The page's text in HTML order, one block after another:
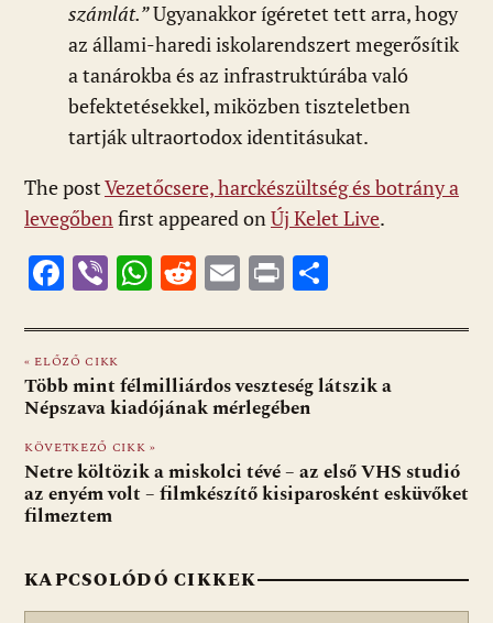
számlát.”Ugyanakkor ígéretet tett arra, hogy
az állami-haredi iskolarendszert megerősítik
a tanárokba és az infrastruktúrába való
befektetésekkel, miközben tiszteletben
tartják ultraortodox identitásukat.
The postVezetőcsere, harckészültség és botrány a
levegőbenfirst appeared onÚj Kelet Live.
F
e
b
o
o
k
Vi
er
W
at
s
A
p
p
R
d
di
t
E
ai
l
Pr
t za
m
« ELŐZŐ CIKK
Több mint félmilliárdos veszteség látszik a
Népszava kiadójának mérlegében
KÖVETKEZŐ CIKK »
Netre költözik a miskolci tévé – az első VHS studió
az enyém volt – filmkészítő kisiparosként esküvőket
filmeztem
KAPCSOLÓDÓ CIKKEK